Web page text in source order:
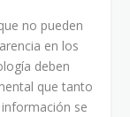
no pueden
en los
deben
que tanto
se